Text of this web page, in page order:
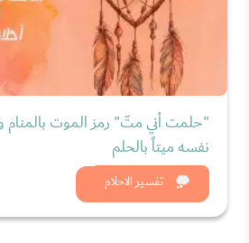
تفسير الاحلام
"حلمت أني متّ" رمز الموت
نفسه ميتاً بالحلم
شاهد الان